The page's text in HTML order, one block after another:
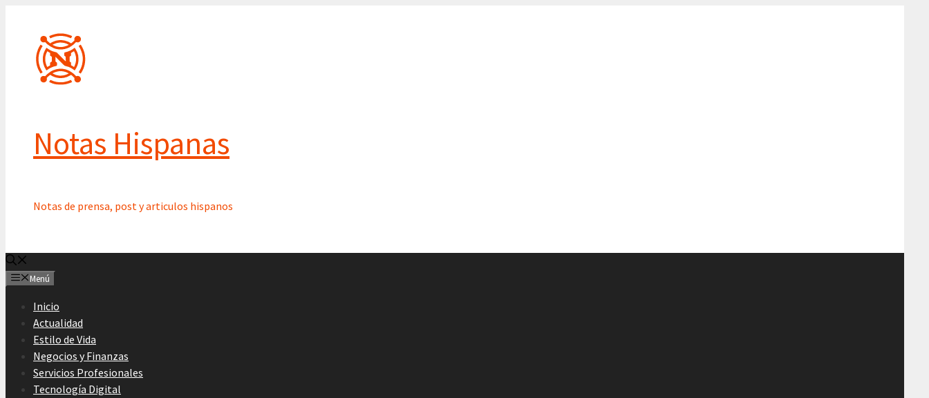
contenido
Notas Hispanas
Notas de prensa, post y articulos hispanos
Menú
Inicio
Actualidad
Estilo de Vida
Negocios y Finanzas
Servicios Profesionales
Tecnología Digital